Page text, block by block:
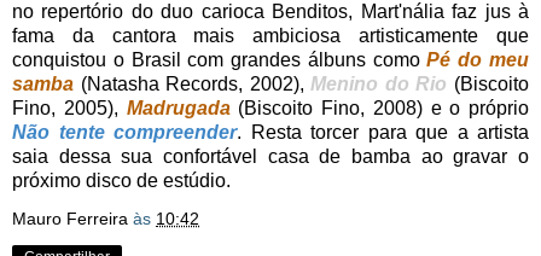
no repertório do duo carioca Benditos, Mart'nália faz jus à
fama da cantora mais ambiciosa artisticamente que
conquistou o Brasil com grandes álbuns comoPé do meu
samba (Natasha Records, 2002), Menino do Rio (Biscoito
Fino, 2005), Madrugada (Biscoito Fino, 2008) e o próprio
Não tente compreender. Resta torcer para que a artista
saia dessa sua confortável casa de bamba ao gravar o
próximo disco de estúdio.
Mauro Ferreira às 10:42